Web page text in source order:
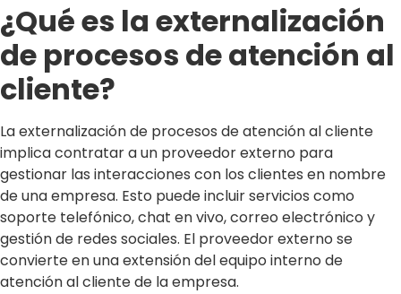
¿Qué es la externalización
de procesos de atención al
cliente?
La externalización de procesos de atención al cliente
implica contratar a un proveedor externo para
gestionar las interacciones con los clientes en nombre
de una empresa. Esto puede incluir servicios como
soporte telefónico, chat en vivo, correo electrónico y
gestión de redes sociales. El proveedor externo se
convierte en una extensión del equipo interno de
atención al cliente de la empresa.